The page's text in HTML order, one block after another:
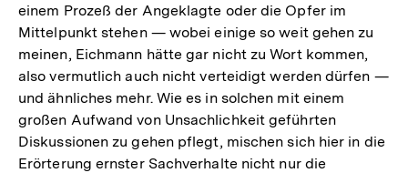
einem Prozeß der Angeklagte oder die Opfer im
Mittelpunkt stehen — wobei einige so weit gehen zu
meinen, Eichmann hätte gar nicht zu Wort kommen,
also vermutlich auch nicht verteidigt werden dürfen —
und ähnliches mehr. Wie es in solchen mit einem
großen Aufwand von Unsachlichkeit geführten
Diskussionen zu gehen pflegt, mischen sich hier in die
Erörterung ernster Sachverhalte nicht nur die